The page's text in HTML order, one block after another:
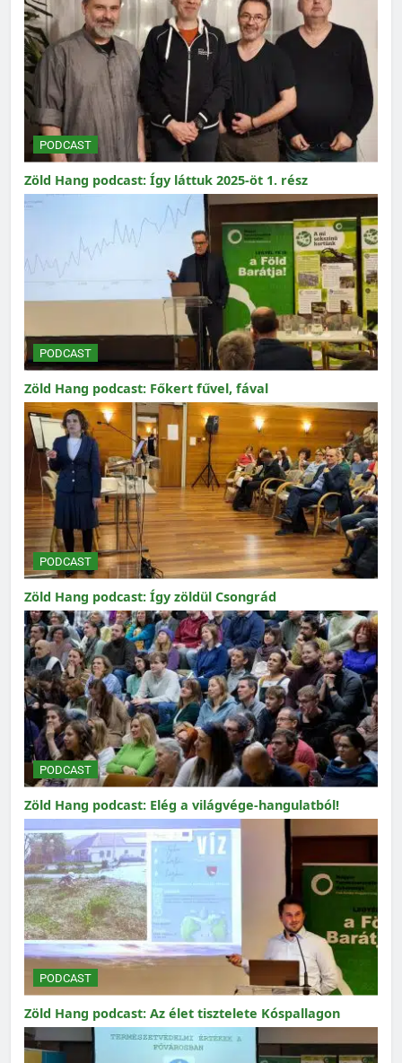
PODCAST
Zöld Hang podcast: Így láttuk 2025-öt 1. rész
PODCAST
Zöld Hang podcast: Főkert fűvel, fával
PODCAST
Zöld Hang podcast: Így zöldül Csongrád
PODCAST
Zöld Hang podcast: Elég a világvége-hangulatból!
PODCAST
Zöld Hang podcast: Az élet tisztelete Kóspallagon